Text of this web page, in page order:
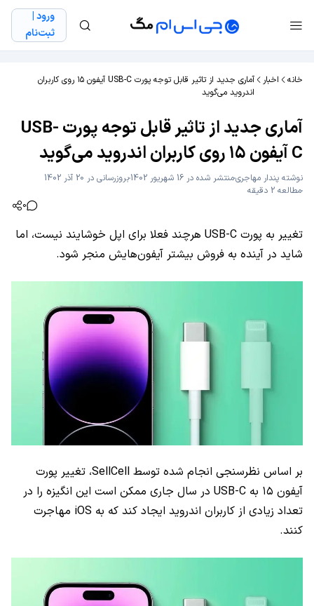
ورود |
ثبت‌نام
خانه اخبار
آماری جدید از تاثیر قابل توجه پورت USB-C آیفون ۱۵ روی کاربران
اندروید می‌گوید
آماری جدید از تاثیر قابل توجه پورت USB-
C آیفون ۱۵ روی کاربران اندروید می‌گوید
نوشته پندار مهاجریمنتشر شده در 16 شهریور 1402
بروزرسانی در 20 آذر 1402
مطالعه 2 دقیقه
0
تغییر به پورت USB-C هرچند فعلا برای اپل خوشایند نیست، اما
شاید در آینده به فروش بیشتر آیفون‌هایش منجر شود.
بر اساس نظرسنجی انجام شده توسط SellCell، تغییر پورت
آیفون ۱۵ به USB-C در سال جاری ممکن است این انگیزه را در
تعداد زیادی از کاربران اندروید ایجاد کند که به iOS مهاجرت
کنند.